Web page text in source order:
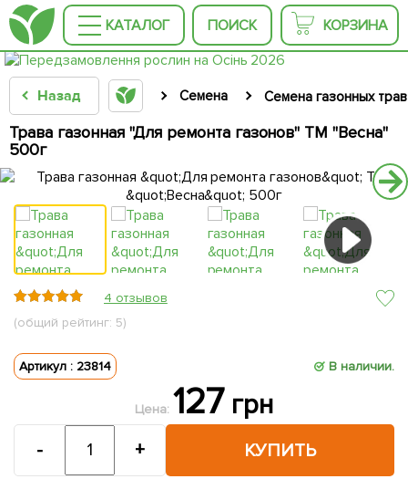
КАТАЛОГ ПОИСК КОРЗИНА
Назад Семена Семена газонных
Трава газонная "Для ремонта газонов" ТМ "Весна"
500г
4 отзывов
(общий рейтинг: 5)
Артикул : 23814 В наличии.
Цена: 127грн
КУПИТЬ
- +